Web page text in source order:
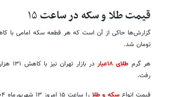
قیمت طلا و سکه در ساعت۱۵
تومان شد.
هر گرم طلای ۱۸عیار
رفت.
قیمت انواع سکه و طلا را ساعت ۱۵ امروز ۱۳ شهریورماه ۱۴۰۴ را مشاهده می کنید.